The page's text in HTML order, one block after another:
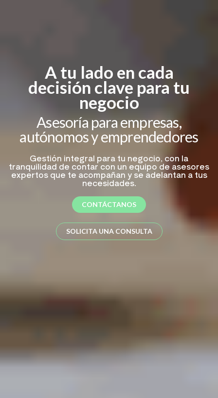
A tu lado en cada
decisión clave para tu
negocio
Asesoría para empresas,
autónomos y emprendedores
Gestión integral para tu negocio, con la
tranquilidad de contar con un equipo de asesores
expertos que te acompañan y se adelantan a tus
necesidades.
CONTÁCTANOS
SOLICITA UNA CONSULTA